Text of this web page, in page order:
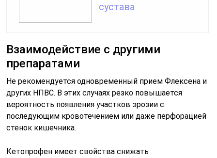
сустава
Взаимодействие с другими
препаратами
Не рекомендуется одновременный прием Флексена и
других НПВС. В этих случаях резко повышается
вероятность появления участков эрозии с
последующим кровотечением или даже перфорацией
стенок кишечника.
Кетопрофен имеет свойства снижать